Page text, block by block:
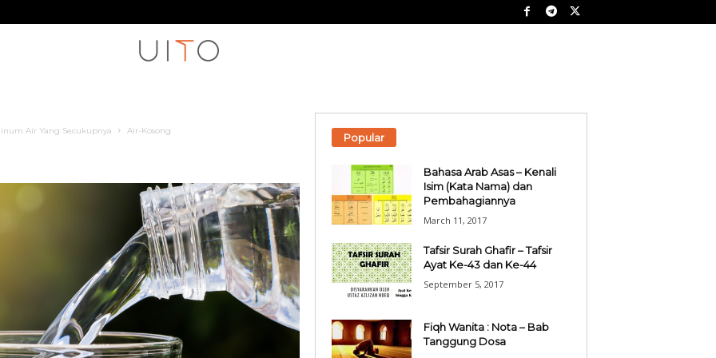
Air Yang Secukupnya Air-Kosong
Popular
Bahasa Arab Asas – Kenali
Isim (Kata Nama) dan
Pembahagiannya
March 11, 2017
Tafsir Surah Ghafir – Tafsir
Ayat Ke-43 dan Ke-44
September 5, 2017
Fiqh Wanita : Nota – Bab
Tanggung Dosa